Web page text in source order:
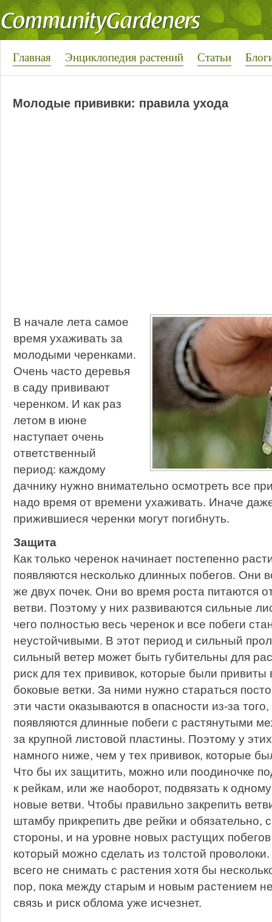
Главная Энциклопедия растений Статьи
Молодые прививки: правила ухода
В начале лета самое
время ухаживать за
молодыми черенками.
Очень часто деревья
в саду прививают
черенком. И как раз
летом в июне
наступает очень
ответственный
период: каждому
дачнику нужно внимательно осмотреть все
надо время от времени ухаживать. Иначе
прижившиеся черенки могут погибнуть.
Защита
Как только черенок начинает постепенно
появляются несколько длинных побегов. Они
же двух почек. Они во время роста питаются
ветви. Поэтому у них развиваются сильные
чего полностью весь черенок и все побеги
неустойчивыми. В этот период и сильный
сильный ветер может быть губительны для
риск для тех прививок, которые были
боковые ветки. За ними нужно стараться
эти части оказываются в опасности из-за
появляются длинные побеги с растянутыми
за крупной листовой пластины. Поэтому у
намного ниже, чем у тех прививок, которые
Что бы их защитить, можно или поодиночке
к рейкам, или же наоборот, подвязать к
новые ветви. Чтобы правильно закрепить
штамбу прикрепить две рейки и обязательно,
стороны, и на уровне новых растущих побегов
который можно сделать из толстой
всего не снимать с растения хотя бы
пор, пока между старым и новым растением
связь и риск облома уже исчезнет.